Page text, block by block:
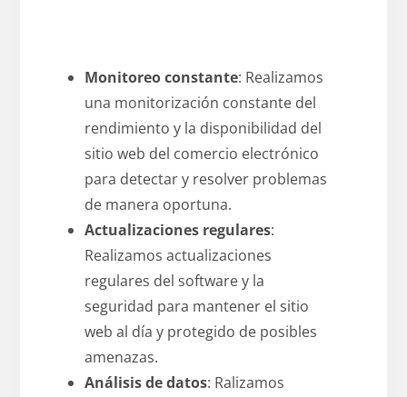
Monitoreo constante: Realizamos
una monitorización constante del
rendimiento y la disponibilidad del
sitio web del comercio electrónico
para detectar y resolver problemas
de manera oportuna.
Actualizaciones regulares:
Realizamos actualizaciones
regulares del software y la
seguridad para mantener el sitio
web al día y protegido de posibles
amenazas.
Análisis de datos: Ralizamos